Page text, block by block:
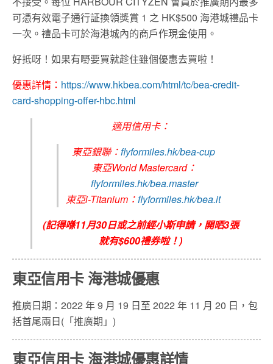
可憑有效電子通行証換領獎賞 1 之 HK$500 海港城禮品卡
一次。禮品卡可於海港城內的商戶作現金使用。
好抵呀！如果有嘢要買就趁住雖個優惠去買啦！
優惠詳情： https://www.hkbea.com/html/tc/bea-credit-
card-shopping-offer-hbc.html
適用信用卡：
東亞銀聯：flyformiles.hk/bea-cup
東亞World Mastercard：
flyformiles.hk/bea.master
東亞i-Titanium：flyformiles.hk/bea.it
(記得喺11月30日或之前經小斯申請，開晒3張
就有$600禮券啦！)
東亞信用卡 海港城優惠
推廣日期：2022 年 9 月 19 日至 2022 年 11 月 20 日，包
括首尾兩日(「推廣期」)
東亞信用卡 海港城優惠詳情